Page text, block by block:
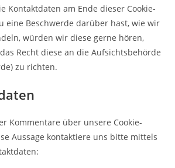
Kontaktdaten am Ende dieser Cookie-
eine Beschwerde darüber hast, wie wir
würden wir diese gerne hören,
Recht diese an die Aufsichtsbehörde
zu richten.
Kommentare über unsere Cookie-
Aussage kontaktiere uns bitte mittels